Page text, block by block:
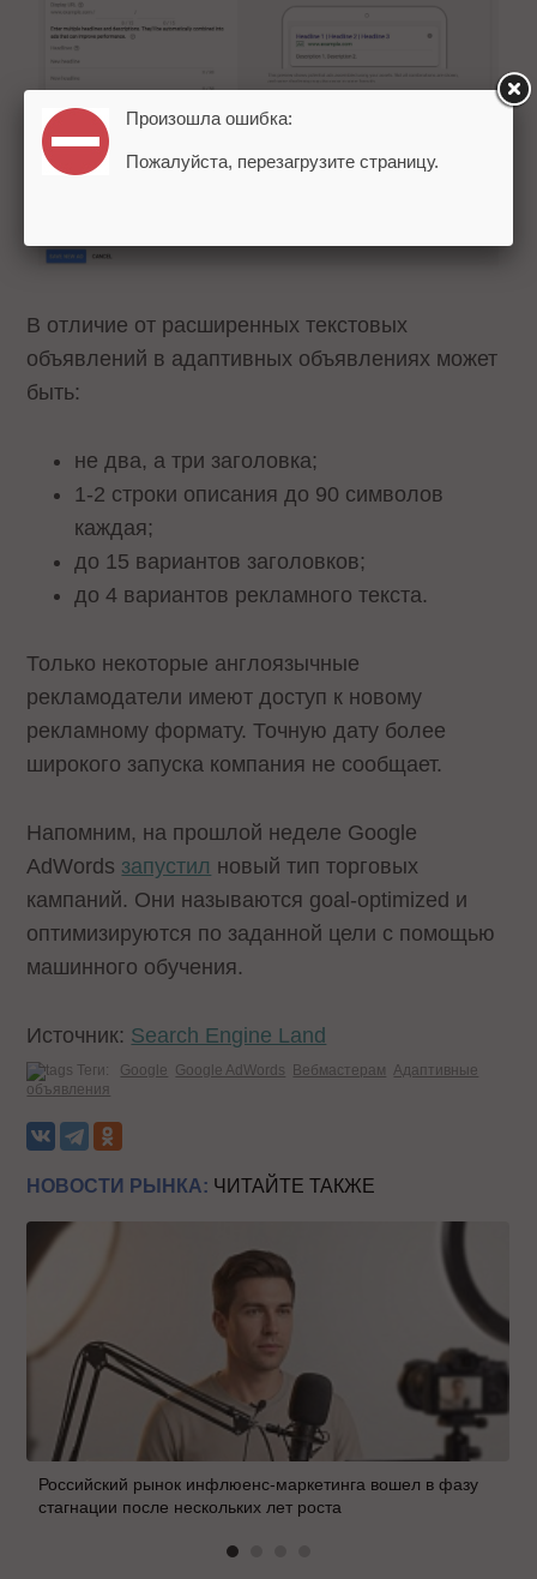
В отличие от расширенных текстовых
объявлений в адаптивных объявлениях может
быть:
не два, а три заголовка;
1-2 строки описания до 90 символов
каждая;
до 15 вариантов заголовков;
до 4 вариантов рекламного текста.
Только некоторые англоязычные
рекламодатели имеют доступ к новому
рекламному формату. Точную дату более
широкого запуска компания не сообщает.
Напомним, на прошлой неделе Google
AdWords запустил новый тип торговых
кампаний. Они называются goal-optimized и
оптимизируются по заданной цели с помощью
машинного обучения.
Источник: Search Engine Land
Теги: Google Google AdWords Вебмастерам Адаптивные
объявления
НОВОСТИ РЫНКА: ЧИТАЙТЕ ТАКЖЕ
Российский рынок инфлюенс-маркетинга вошел в фазу
стагнации после нескольких лет роста
Произошла ошибка:
Пожалуйста, перезагрузите страницу.